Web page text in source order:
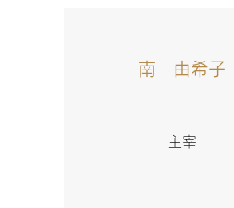
南 由希子
​​主宰